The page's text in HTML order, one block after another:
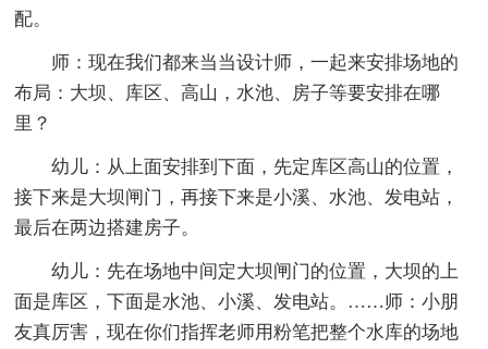
配。
师：现在我们都来当当设计师，一起来安排场地的
布局：大坝、库区、高山，水池、房子等要安排在哪
里？
幼儿：从上面安排到下面，先定库区高山的位置，
接下来是大坝闸门，再接下来是小溪、水池、发电站，
最后在两边搭建房子。
幼儿：先在场地中间定大坝闸门的位置，大坝的上
面是库区，下面是水池、小溪、发电站。……师：小朋
友真厉害，现在你们指挥老师用粉笔把整个水库的场地